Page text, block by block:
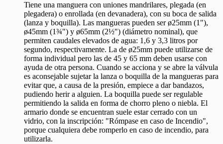
Tiene una manguera con uniones mandrilares, plegada (en
plegadera) o enrollada (en devanadera), con su boca de salida
(lanza y boquilla). Las mangueras pueden ser ø25mm (1"),
ø45mm (1¾") y ø65mm (2½") (diámetro nominal), que
permiten caudales elevados de agua: 1,6 y 3,3 litros por
segundo, respectivamente. La de ø25mm puede utilizarse de
forma individual pero las de 45 y 65 mm deben usarse con
ayuda de otra persona. Cuando se acciona y se abre la válvula
es aconsejable sujetar la lanza o boquilla de la mangueras para
evitar que, a causa de la presión, empiece a dar bandazos,
pudiendo herir a alguien. La boquilla puede ser regulable
permitiendo la salida en forma de chorro pleno o niebla. El
armario donde se encuentran suele estar cerrado con un
vidrio, con la inscripción: "Rómpase en caso de Incendio",
porque cualquiera debe romperlo en caso de incendio, para
utilizarla.